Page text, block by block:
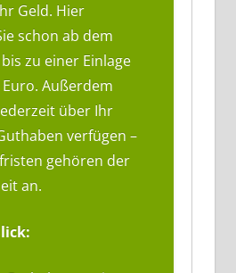
Geld. Hier
schon ab dem
zu einer Einlage
Außerdem
über Ihr
verfügen –
gehören der
an.